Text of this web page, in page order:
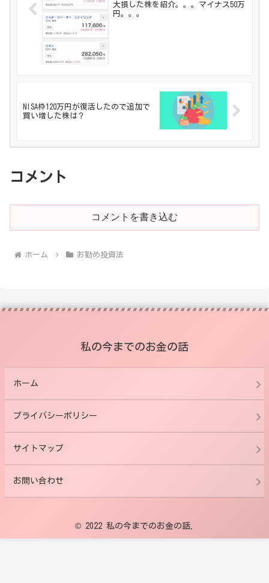
大損した株を紹介。。。マイナス50万
円。。。
NISA枠120万円が復活したので追加で
買い増した株は？
コメント
コメントを書き込む
ホーム お勧め投資法
私の今までのお金の話
ホーム
プライバシーポリシー
サイトマップ
お問い合わせ
© 2022 私の今までのお金の話.